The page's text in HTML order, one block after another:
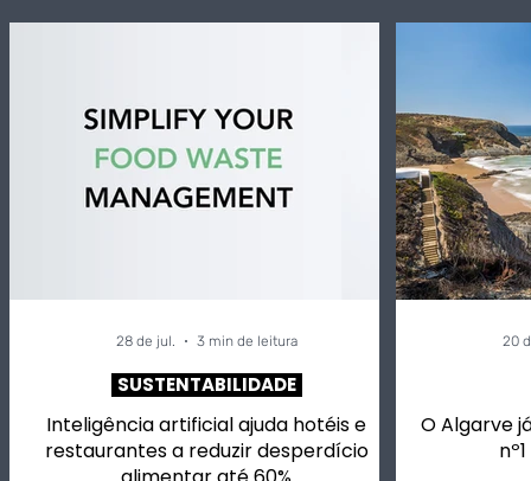
Inteligência artificial ajuda hotéis e
restaurantes a reduzir desperdício
SUSTENTABILIDADE
28 de jul. 3 min de leitura
O Algarve
20